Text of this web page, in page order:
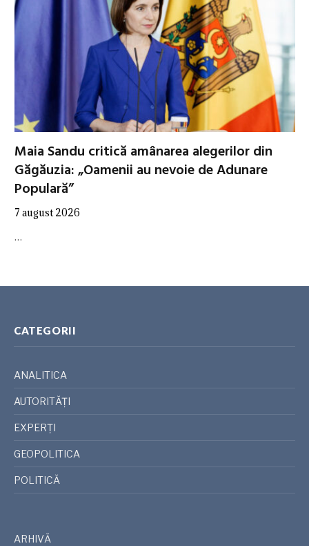
Maia Sandu critică amânarea alegerilor din
Găgăuzia: „Oamenii au nevoie de Adunare
Populară”
7 august 2026
…
CATEGORII
ANALITICA
AUTORITĂȚI
EXPERȚI
GEOPOLITICA
POLITICĂ
ARHIVĂ